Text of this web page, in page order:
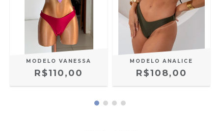
MODELO VANESSA
R$110,00
MODELO ANALICE
R$108,00